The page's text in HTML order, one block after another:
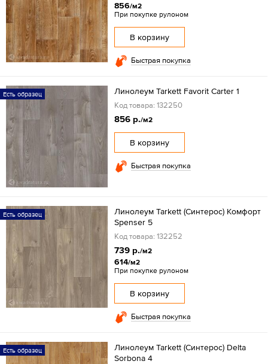
856/м2
При покупке рулоном
В корзину
Быстрая покупка
Есть образец Линолеум Tarkett Favorit Carter 1
Код товара: 132250
856 р./м2
В корзину
Быстрая покупка
Есть образец
Линолеум Tarkett (Синтерос) Комфорт
Spenser 5
Код товара: 132252
739 р./м2
614/м2
При покупке рулоном
В корзину
Быстрая покупка
Есть образец
Линолеум Tarkett (Синтерос) Delta
Sorbona 4